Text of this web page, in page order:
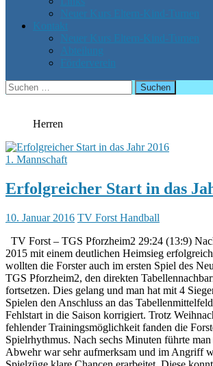
Neuer Kurs Eltern-Kind-Turnen
Kontakt
Neuer Kurs Eltern-Kind-Turnen
Abteilung
Förderverein
Suchen
nach:
Herren
1. Mannschaft
Erfolgreicher Start in das
10. Januar 2016 TV Forst Handball
TV Forst – TGS Pforzheim2 29:24 (13:9)
2015 mit einem deutlichen Heimsieg
wollten die Forster auch im ersten Spiel des
TGS Pforzheim2, den direkten
fortsetzen. Dies gelang und man hat mit 4
Spielen den Anschluss an das
Fehlstart in die Saison korrigiert. Trotz
fehlender Trainingsmöglichkeit fanden die
Spielrhythmus. Nach sechs Minuten führte
Abwehr war sehr aufmerksam und im Angriff